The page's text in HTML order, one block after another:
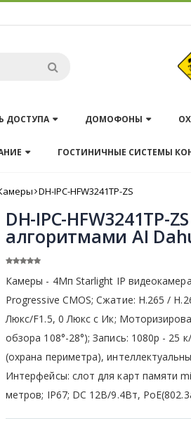
ДОСТУПА ДОМОФОНЫ
ГОСТИНИЧНЫЕ СИСТЕМЫ
DH-IPC-HFW3241TP-ZS
DH-IPC-HFW3241TP-
алгоритмами AI
Камеры - 4Мп Starlight IP
Progressive CMOS; Сжатие: H.265 /
Люкс/F1.5, 0 Люкс c Ик;
обзора 108°-28°); Запись: 1080p - 25
(охрана периметра),
Интерфейсы: слот для карт памяти
метров; IP67; DC 12В/9.4Вт,